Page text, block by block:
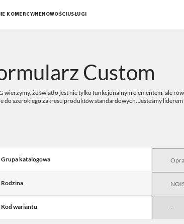
KOMERCYJNENOWOŚCI USŁUGI
Custom
wierzymy, że światło jest nie tylko funkcjonalnym elementem, ale
do szerokiego zakresu produktów standardowych. Jesteśmy
Grupa katalogowa
Rodzina
Kod wariantu